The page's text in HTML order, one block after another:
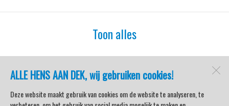
ALLE HENS AAN DEK, wij gebruiken cookies!
Deze website maakt gebruik van cookies om de website te analyseren, te
Toon alles
watersport-tv
Lemmer